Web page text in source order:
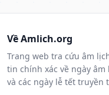
Về Amlich.org
Trang web tra cứu âm
tin chính xác về ngày
và các ngày lễ tết truyền